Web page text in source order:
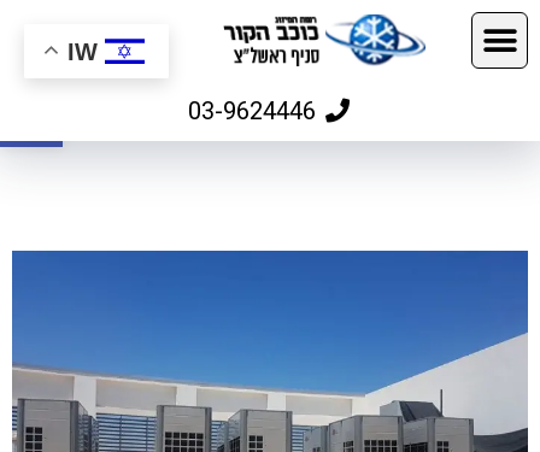
03-9624446
IW